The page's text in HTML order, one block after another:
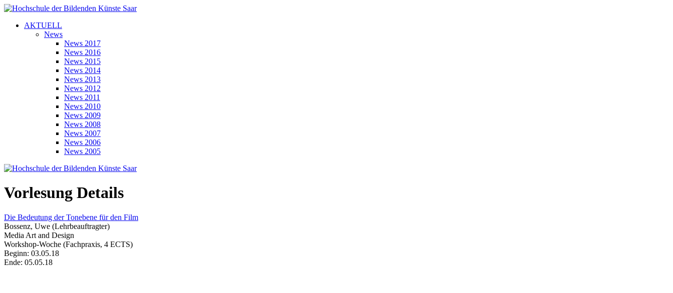
AKTUELL
News
News 2017
News 2016
News 2015
News 2014
News 2013
News 2012
News 2011
News 2010
News 2009
News 2008
News 2007
News 2006
News 2005
Vorlesung Details
Die Bedeutung der Tonebene für den Film
Bossenz, Uwe (Lehrbeauftragter)
Media Art and Design
Workshop-Woche (Fachpraxis, 4 ECTS)
Beginn: 03.05.18
Ende: 05.05.18